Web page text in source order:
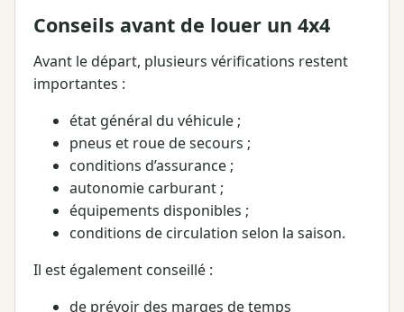
Conseils avant de louer un 4x4
Avant le départ, plusieurs vérifications restent
importantes :
état général du véhicule ;
pneus et roue de secours ;
conditions d’assurance ;
autonomie carburant ;
équipements disponibles ;
conditions de circulation selon la saison.
Il est également conseillé :
de prévoir des marges de temps